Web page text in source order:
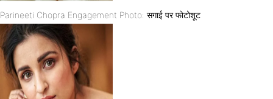
Parineeti Chopra Engagement Photo: सगाई पर फोटोशूट